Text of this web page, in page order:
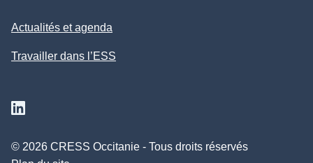
Actualités et agenda
Travailler dans l’ESS
© 2026 CRESS Occitanie - Tous droits réservés